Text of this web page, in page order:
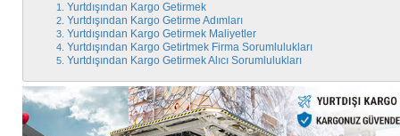
Yurtdışından Kargo Getirmek
Yurtdışından Kargo Getirme Adımları
Yurtdışından Kargo Getirmek Maliyetler
Yurtdışından Kargo Getirtmek Firma Sorumlulukları
Yurtdışından Kargo Getirmek Alıcı Sorumlulukları